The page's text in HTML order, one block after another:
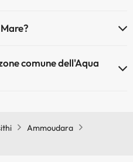
comune dell'Aqua
Ammoudara